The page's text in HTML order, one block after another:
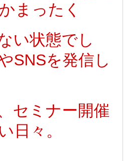
まったく
い状態でし
SNSを発信し
セミナー開催
日々。